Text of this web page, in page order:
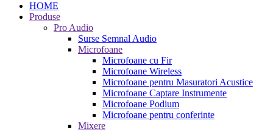
HOME
Produse
Pro Audio
Surse Semnal Audio
Microfoane
Microfoane cu Fir
Microfoane Wireless
Microfoane pentru Masuratori Acustice
Microfoane Captare Instrumente
Microfoane Podium
Microfoane pentru conferinte
Mixere